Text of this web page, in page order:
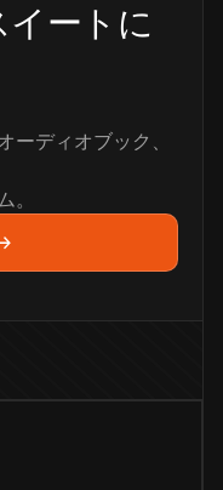
イートに
ーディオブック、
。